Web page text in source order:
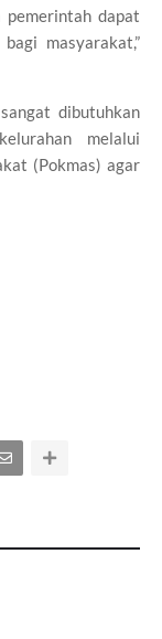
pemerintah dapat
masyarakat,”
dibutuhkan
melalui
(Pokmas) agar